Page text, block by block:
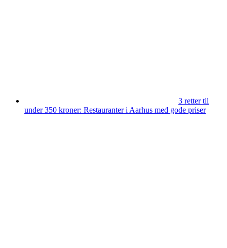
3 retter til
under 350 kroner: Restauranter i Aarhus med gode priser